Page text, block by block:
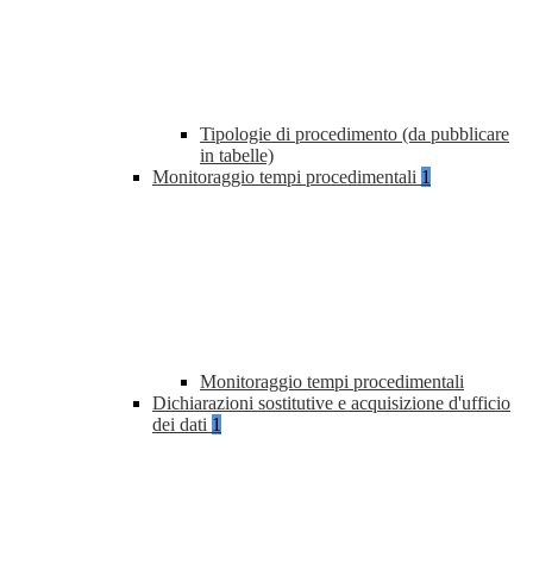
Tipologie di procedimento (da pubblicare
in tabelle)
Monitoraggio tempi procedimentali 1
Monitoraggio tempi procedimentali
Dichiarazioni sostitutive e acquisizione d'ufficio
dei dati 1